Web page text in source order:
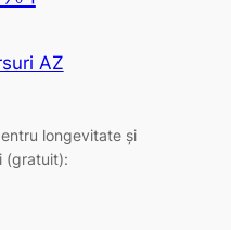
AZ
longevitate și
(gratuit):